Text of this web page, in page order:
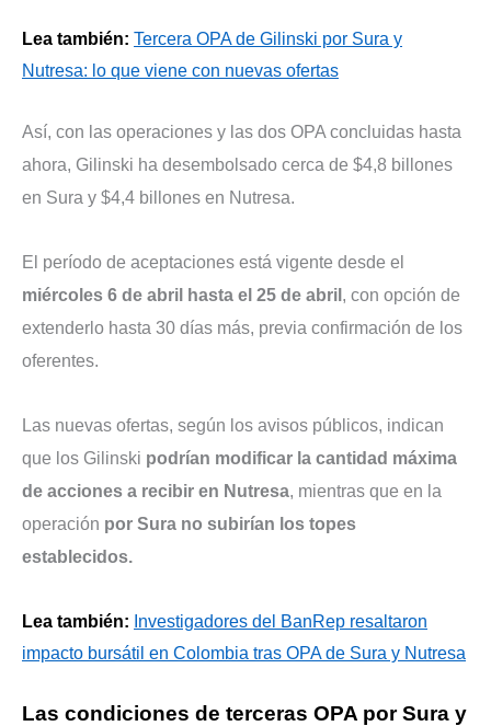
Lea también: Tercera OPA de Gilinski por Sura y
Nutresa: lo que viene con nuevas ofertas
Así, con las operaciones y las dos OPA concluidas hasta
ahora, Gilinski ha desembolsado cerca de $4,8 billones
en Sura y $4,4 billones en Nutresa.
El período de aceptaciones está vigente desde el
miércoles 6 de abril hasta el 25 de abril , con opción de
extenderlo hasta 30 días más, previa confirmación de los
oferentes.
Las nuevas ofertas, según los avisos públicos, indican
que los Gilinski podrían modificar la cantidad máxima
de acciones a recibir en Nutresa, mientras que en la
operación por Sura no subirían los topes
establecidos.
Lea también: Investigadores del BanRep resaltaron
impacto bursátil en Colombia tras OPA de Sura y Nutresa
Las condiciones de terceras OPA por Sura y